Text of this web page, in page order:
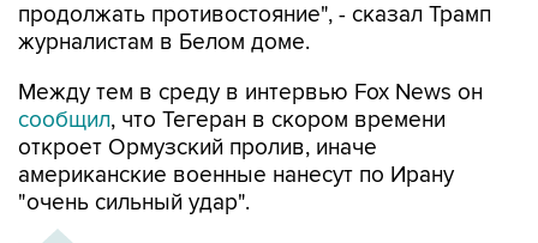
продолжать противостояние", - сказал Трамп
журналистам в Белом доме.
Между тем в среду в интервью Fox News он
сообщил, что Тегеран в скором времени
откроет Ормузский пролив, иначе
американские военные нанесут по Ирану
"очень сильный удар".